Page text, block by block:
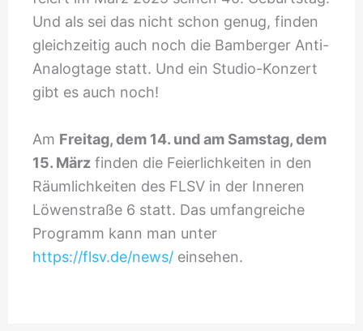
Und als sei das nicht schon genug, finden
gleichzeitig auch noch die Bamberger Anti-
Analogtage statt. Und ein Studio-Konzert
gibt es auch noch!
Am Freitag, dem 14. und am Samstag, dem
15. Märzfinden die Feierlichkeiten in den
Räumlichkeiten des FLSV in der Inneren
Löwenstraße 6 statt. Das umfangreiche
Programm kann man unter
https://flsv.de/news/einsehen.